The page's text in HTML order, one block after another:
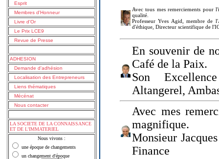
Esprit
Membres d'Honneur
Livre d'Or
Le Prix LCE9
Revue de Presse
ADHESION
Demande d'adhésion
Localisation des Entrepreneurs
Liens thématiques
Mécénat
Nous contacter
LA SOCIETE DE LA CONNAISSANCE
ET DE L'IMMATERIEL
Nous vivons :
une époque de changements
un changement d'époque
Avec tous mes remerciements pour
qualité.
Professeur Yves Agid, membre de
d'éthique, Directeur scientifique de
En souvenir de
Café de la Paix.
Son
Altangerel,
Avec mes
magnifique.
Monsieur
Finance